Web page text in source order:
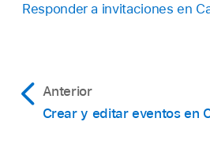
Responder a invitaciones en
Anterior
Crear y editar eventos en